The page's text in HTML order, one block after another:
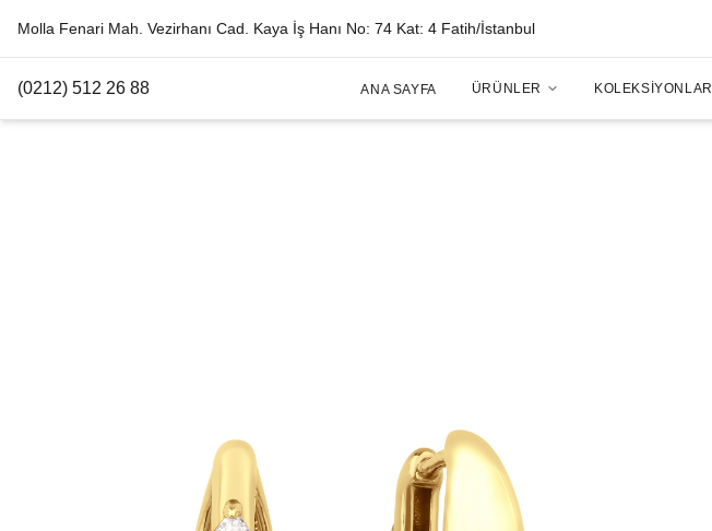
Molla Fenari Mah. Vezirhanı Cad. Kaya İş Hanı No: 74 Kat: 4 Fatih/İstanbul
(0212) 512 26 88 ANA SAYFA ÜRÜNLER KOLEKSIYONLAR